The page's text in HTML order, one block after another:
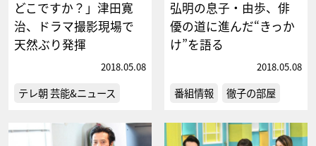
どこですか？」津田寛
治、ドラマ撮影現場で
天然ぶり発揮
2018.05.08
テレ朝 芸能&ニュース
弘明の息子・由歩、俳
優の道に進んだ“きっか
け”を語る
2018.05.08
番組情報 徹子の部屋